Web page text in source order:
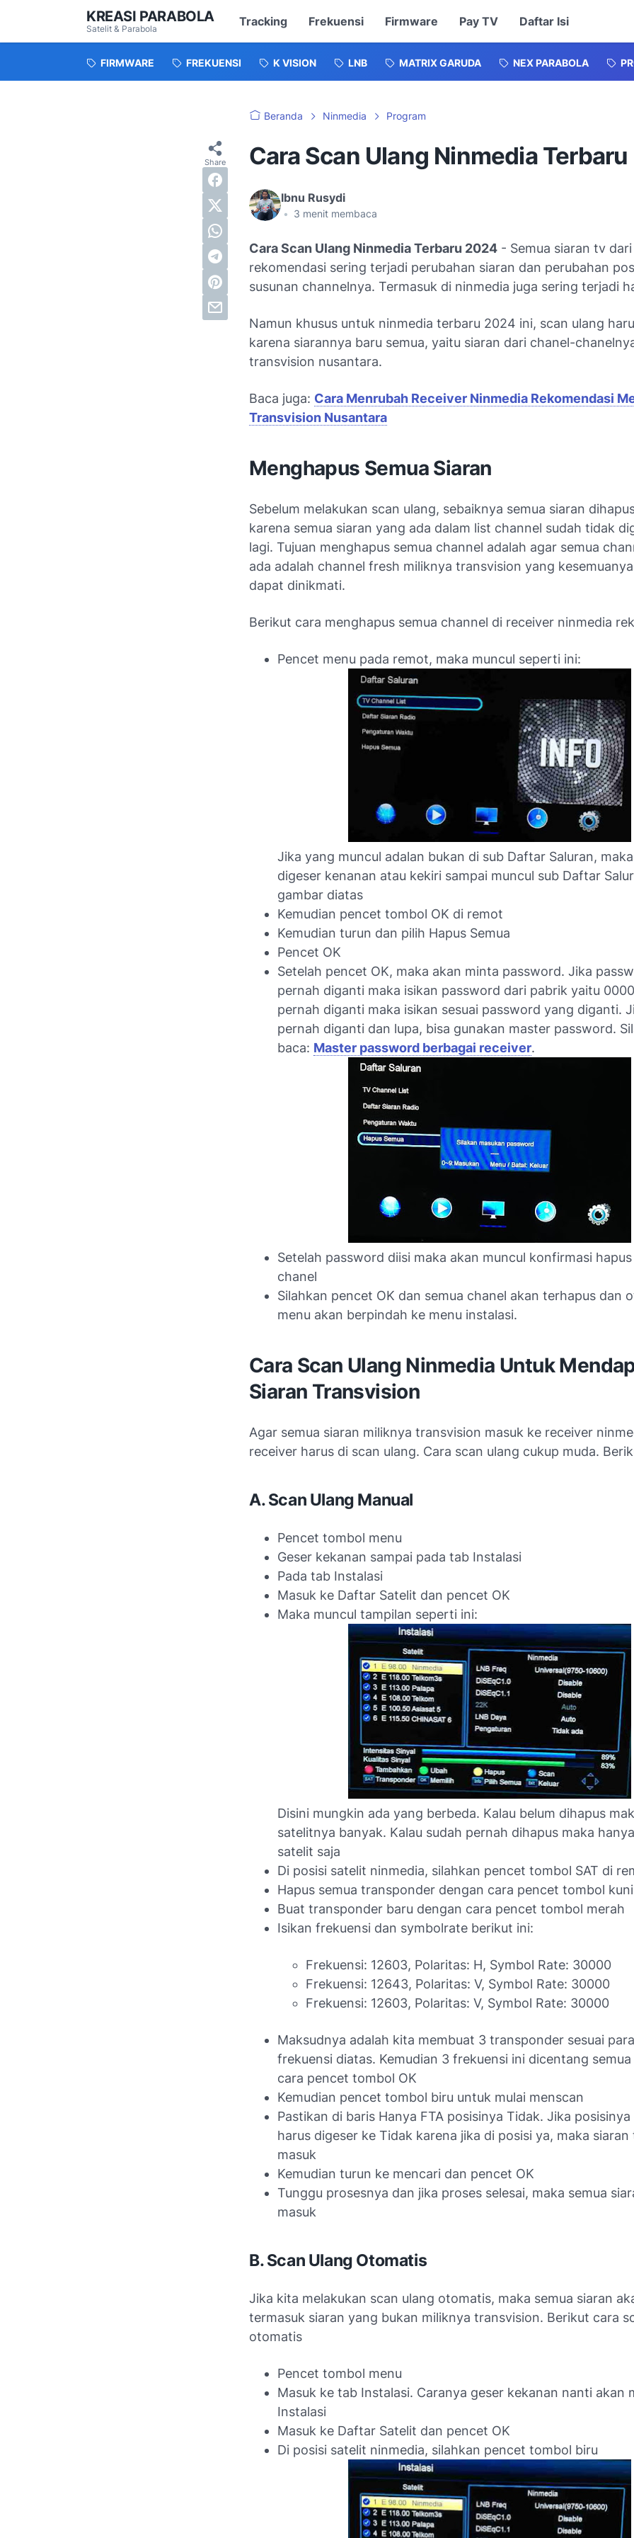
KREASI PARABOLA
Satelit & Parabola
Tracking Frekuensi Firmware Pay TV Daftar Isi
FIRMWARE FREKUENSI K VISION LNB MATRIX GARUDA NEX PARABOLA
Beranda Ninmedia Program
Cara Scan Ulang Ninmedia
Ibnu Rusydi
• 3 menit membaca
Cara Scan Ulang Ninmedia Terbaru 2024 - Semua siaran tv
rekomendasi sering terjadi perubahan siaran dan perubahan
susunan channelnya. Termasuk di ninmedia juga sering terjadi
Namun khusus untuk ninmedia terbaru 2024 ini, scan ulang
karena siarannya baru semua, yaitu siaran dari chanel-
transvision nusantara.
Baca juga: Cara Menrubah Receiver Ninmedia Rekomendasi
Transvision Nusantara
Menghapus Semua Siaran
Sebelum melakukan scan ulang, sebaiknya semua siaran
karena semua siaran yang ada dalam list channel sudah tidak
lagi. Tujuan menghapus semua channel adalah agar semua
ada adalah channel fresh miliknya transvision yang
dapat dinikmati.
Berikut cara menghapus semua channel di receiver ninmedia
Pencet menu pada remot, maka muncul seperti ini:
Jika yang muncul adalan bukan di sub Daftar Saluran,
digeser kenanan atau kekiri sampai muncul sub Daftar
gambar diatas
Kemudian pencet tombol OK di remot
Kemudian turun dan pilih Hapus Semua
Pencet OK
Setelah pencet OK, maka akan minta password. Jika
pernah diganti maka isikan password dari pabrik yaitu
pernah diganti maka isikan sesuai password yang diganti.
pernah diganti dan lupa, bisa gunakan master password.
baca: Master password berbagai receiver.
Setelah password diisi maka akan muncul konfirmasi hapus
chanel
Silahkan pencet OK dan semua chanel akan terhapus dan
menu akan berpindah ke menu instalasi.
Cara Scan Ulang Ninmedia Untuk
Siaran Transvision
Agar semua siaran miliknya transvision masuk ke receiver
receiver harus di scan ulang. Cara scan ulang cukup muda.
A. Scan Ulang Manual
Pencet tombol menu
Geser kekanan sampai pada tab Instalasi
Pada tab Instalasi
Masuk ke Daftar Satelit dan pencet OK
Maka muncul tampilan seperti ini:
Disini mungkin ada yang berbeda. Kalau belum dihapus
satelitnya banyak. Kalau sudah pernah dihapus maka
satelit saja
Di posisi satelit ninmedia, silahkan pencet tombol SAT di
Hapus semua transponder dengan cara pencet tombol
Buat transponder baru dengan cara pencet tombol merah
Isikan frekuensi dan symbolrate berikut ini:
Frekuensi: 12603, Polaritas: H, Symbol Rate: 30000
Frekuensi: 12643, Polaritas: V, Symbol Rate: 30000
Frekuensi: 12603, Polaritas: V, Symbol Rate: 30000
Maksudnya adalah kita membuat 3 transponder sesuai
frekuensi diatas. Kemudian 3 frekuensi ini dicentang
cara pencet tombol OK
Kemudian pencet tombol biru untuk mulai menscan
Pastikan di baris Hanya FTA posisinya Tidak. Jika posisinya
harus digeser ke Tidak karena jika di posisi ya, maka siaran
masuk
Kemudian turun ke mencari dan pencet OK
Tunggu prosesnya dan jika proses selesai, maka semua
masuk
B. Scan Ulang Otomatis
Jika kita melakukan scan ulang otomatis, maka semua siaran
termasuk siaran yang bukan miliknya transvision. Berikut cara
otomatis
Pencet tombol menu
Masuk ke tab Instalasi. Caranya geser kekanan nanti akan
Instalasi
Masuk ke Daftar Satelit dan pencet OK
Di posisi satelit ninmedia, silahkan pencet tombol biru